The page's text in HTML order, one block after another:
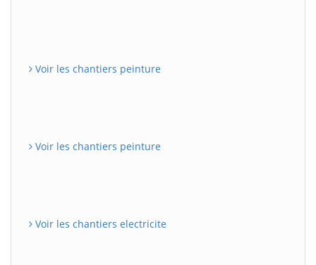
Voir les chantiers peinture
Voir les chantiers peinture
Voir les chantiers electricite